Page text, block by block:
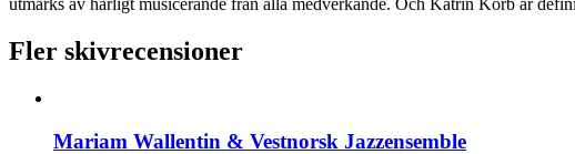
utmärks av härligt musicerande från alla medverkande. Och Katrin Korb är
Fler skivrecensioner
Mariam Wallentin & Vestnorsk Jazzensemble